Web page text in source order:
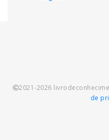
2021-2026
de